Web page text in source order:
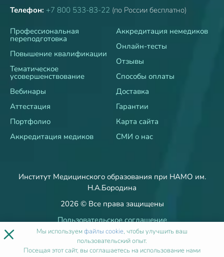
Телефон: +7 800 533-83-22 (по России бесплатно)
Профессиональная
переподготовка
Повышение квалификации
Тематическое
усовершенствование
Вебинары
Аттестация
Портфолио
Аккредитация медиков
Аккредитация немедиков
Онлайн-тесты
Отзывы
Способы оплаты
Доставка
Гарантии
Карта сайта
СМИ о нас
Институт Медицинского образования при НАМО им.
Н.А.Бородина
2026 © Все права защищены
Пользовательское соглашение
Политика об обработке и защите персональных данных
Пользовательское согласие
× Мы используемфайлы cookie, чтобы улучшить ваш
пользовательский опыт.
Посещая этот сайт, вы соглашаетесь на использование нами